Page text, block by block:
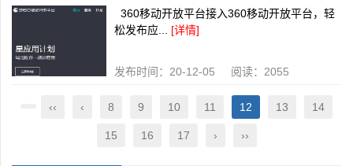
360移动开放平台接入360移动开放平台，轻
松发布应... [详情]
发布时间：20-12-05 阅读：2055
‹‹ ‹ 8 9 10 11 12 13 14
15 16 17 › ››